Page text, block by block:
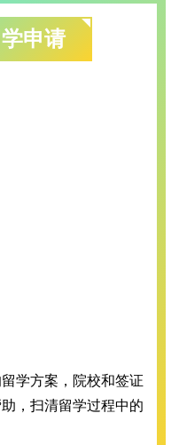
申请
学方案，院校和签证
，扫清留学过程中的